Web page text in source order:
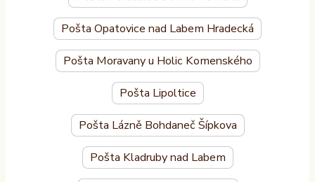
Pošta Opatovice nad Labem Hradecká
Pošta Moravany u Holic Komenského
Pošta Lipoltice
Pošta Lázně Bohdaneč Šípkova
Pošta Kladruby nad Labem